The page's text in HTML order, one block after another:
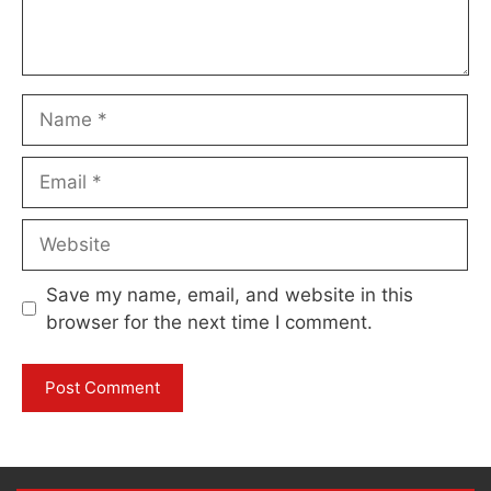
Save my name, email, and website in this
browser for the next time I comment.